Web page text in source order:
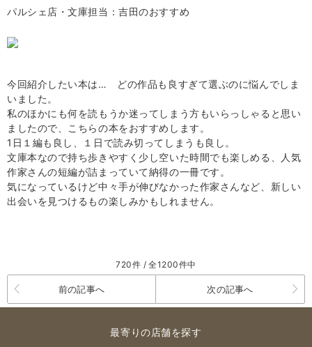
パルシェ店・文庫担当：吉田のおすすめ
今回紹介したい本は… どの作品も良すぎて選ぶのに悩んでしま
いました。
私のほかにも何を読もうか迷ってしまう方もいらっしゃると思い
ましたので、こちらの本をおすすめします。
1日１編も良し、１日で読み切ってしまうも良し。
文庫本なので持ち歩きやすく少し空いた時間でも楽しめる、人気
作家さんの短編が詰まっていて納得の一冊です。
気になっているけど中々手が伸びなかった作家さんなど、新しい
出会いを見つけるもの楽しみかもしれません。
720件 / 全1200件中
前の記事へ 次の記事へ
最寄りの店舗を探す